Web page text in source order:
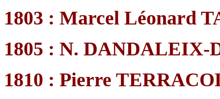
1803 : Marcel Léonard
1805 : N. DANDALEIX-
1810 : Pierre